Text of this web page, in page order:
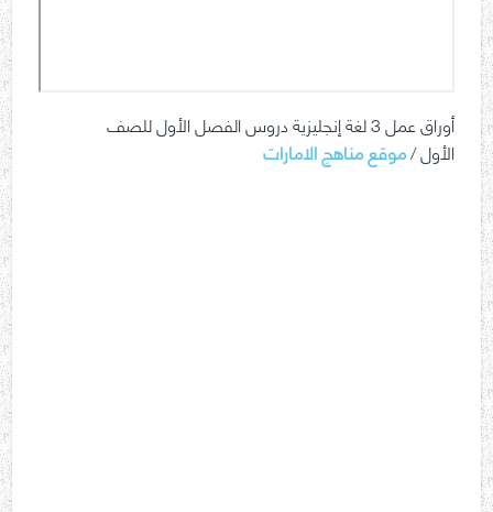
أوراق عمل 3 لغة إنجليزية دروس الفصل الأول للصف
الأول /موقع مناهج الامارات